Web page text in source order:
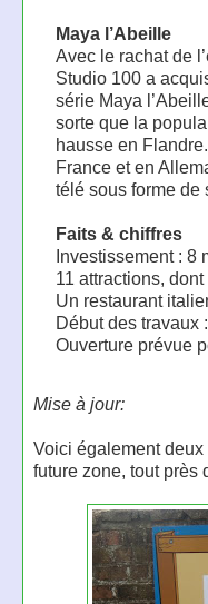
Maya l’Abeille
Avec le rachat de
Studio 100 a
série Maya
sorte que la
hausse en
France et en
télé sous forme de
Faits & chiffres
Investissement : 8
11 attractions,
Un restaurant
Début des travaux
Ouverture prévue
Mise à jour:
Voici également
future zone, tout près